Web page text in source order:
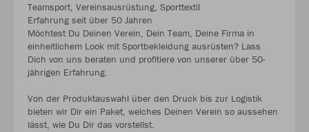
Teamsport, Vereinsausrüstung, Sporttextil
Erfahrung seit über 50 Jahren
Möchtest Du Deinen Verein, Dein Team, Deine Firma in
einheitlichem Look mit Sportbekleidung ausrüsten? Lass
Dich von uns beraten und profitiere von unserer über 50-
jährigen Erfahrung.
Von der Produktauswahl über den Druck bis zur Logistik
bieten wir Dir ein Paket, welches Deinen Verein so aussehen
lässt, wie Du Dir das vorstellst.